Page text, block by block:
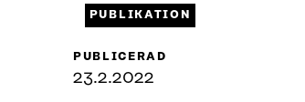
PUBLIKATION
PUBLICERAD
23.2.2022